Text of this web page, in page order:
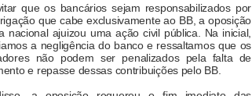
que os bancários sejam responsabilizados por
que cabe exclusivamente ao BB, a oposição
nacional ajuizou uma ação civil pública. Na inicial,
a negligência do banco e ressaltamos que os
não podem ser penalizados pela falta de
e repasse dessas contribuições pelo BB.